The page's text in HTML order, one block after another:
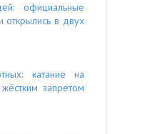
официальные
открылись в двух
катание на
запретом